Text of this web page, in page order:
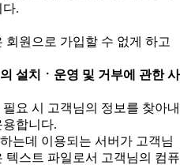
다.
회원으로 가입할 수 없게 하고
설치ㆍ운영 및 거부에 관한 사
요 시 고객님의 정보를 찾아내
용합니다.
는데 이용되는 서버가 고객님
텍스트 파일로서 고객님의 컴퓨